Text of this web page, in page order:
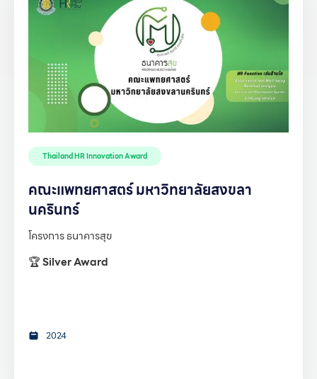
Thailand HR Innovation Award
คณะแพทยศาสตร์ มหาวิทยาลัยสงขลา
นครินทร์
โครงการ ธนาคารสุข
🏆Silver Award
2024